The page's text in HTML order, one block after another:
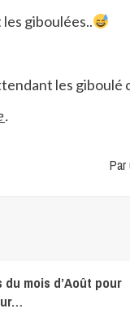
giboulées..
.
mois d’Août pour